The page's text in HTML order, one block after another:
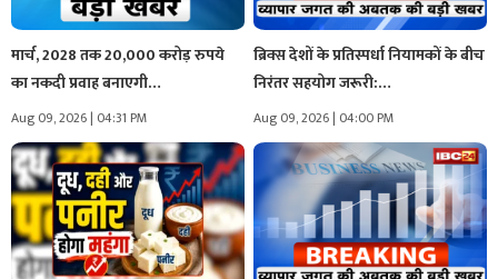
मार्च, 2028 तक 20,000 करोड़ रुपये
का नकदी प्रवाह बनाएगी…
Aug 09, 2026 | 04:31 PM
ब्रिक्स देशों के प्रतिस्पर्धा नियामकों के बीच
निरंतर सहयोग जरूरी:…
Aug 09, 2026 | 04:00 PM